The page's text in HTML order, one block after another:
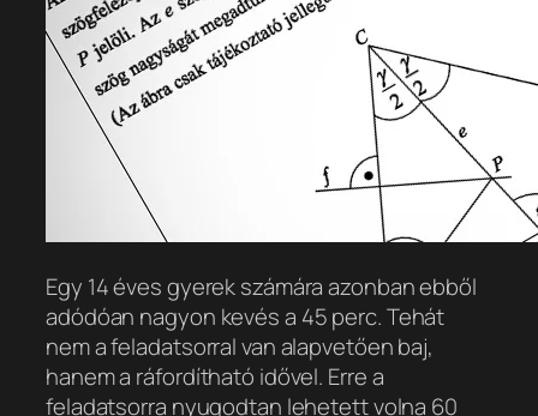
Egy 14 éves gyerek számára azonban ebből
adódóan nagyon kevés a 45 perc. Tehát
nem a feladatsorral van alapvetően baj,
hanem a ráfordítható idővel. Erre a
feladatsorra nyugodtan lehetett volna 60